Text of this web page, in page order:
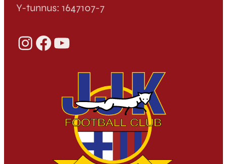
Y-tunnus: 1647107-7
InstagramFacebook YouTube